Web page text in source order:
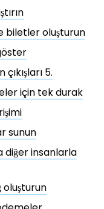
biletler oluşturun
5.
için tek durak
sunun
diğer insanlarla
oluşturun